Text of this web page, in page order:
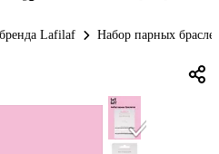
Lafilaf Набор парных